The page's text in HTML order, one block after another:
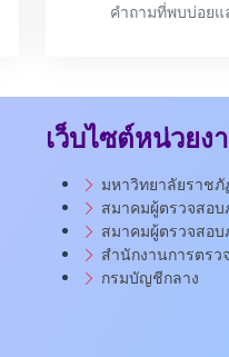
คำถามที่พบบ่อยแ
เว็บไซต์หน่วยง
มหาวิทยาลัยราช
สมาคมผู้ตรวจสอบ
สมาคมผู้ตรวจสอบ
สำนักงานการตรว
กรมบัญชีกลาง